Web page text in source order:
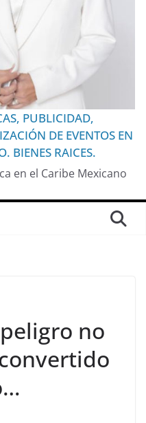
PUBLICIDAD,
DE EVENTOS EN
BIENES RAICES.
en el Caribe Mexicano
no